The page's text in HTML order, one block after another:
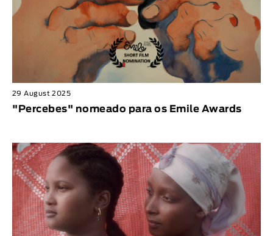
29 August 2025
"Percebes" nomeado para os Emile Awards